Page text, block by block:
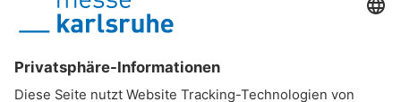
DE
Messe Karlsruhe